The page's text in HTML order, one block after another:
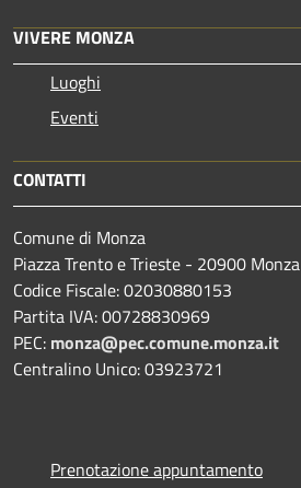
VIVERE MONZA
Luoghi
Eventi
CONTATTI
Comune di Monza
Piazza Trento e Trieste - 20900 Monza
Codice Fiscale: 02030880153
Partita IVA: 00728830969
PEC: monza@pec.comune.monza.it
Centralino Unico: 03923721
Prenotazione appuntamento